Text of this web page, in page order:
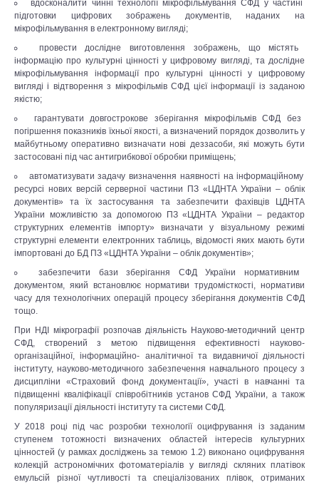
вдосконалити чинні технології мікрофільмування СФД у частині
підготовки цифрових зображень документів, наданих на
мікрофільмування в електронному вигляді;
провести дослідне виготовлення зображень, що містять
інформацію про культурні цінності у цифровому вигляді, та дослідне
мікрофільмування інформації про культурні цінності у цифровому
вигляді і відтворення з мікрофільмів СФД цієї інформації із заданою
якістю;
гарантувати довгострокове зберігання мікрофільмів СФД без
погіршення показників їхньої якості, а визначений порядок дозволить у
майбутньому оперативно визначати нові деззасоби, які можуть бути
застосовані під час антигрибкової обробки приміщень;
автоматизувати задачу визначення наявності на інформаційному
ресурсі нових версій серверної частини ПЗ «ЦДНТА України – облік
документів» та їх застосування та забезпечити фахівців ЦДНТА
України можливістю за допомогою ПЗ «ЦДНТА України – редактор
структурних елементів імпорту» визначати у візуальному режимі
структурні елементи електронних таблиць, відомості яких мають бути
імпортовані до БД ПЗ «ЦДНТА України – облік документів»;
забезпечити бази зберігання СФД України нормативним
документом, який встановлює нормативи трудомісткості, нормативи
часу для технологічних операцій процесу зберігання документів СФД
тощо.
При НДІ мікрографії розпочав діяльність Науково-методичний центр
СФД, створений з метою підвищення ефективності науково-
організаційної, інформаційно- аналітичної та видавничої діяльності
інституту, науково-методичного забезпечення навчального процесу з
дисципліни «Страховий фонд документації», участі в навчанні та
підвищенні кваліфікації співробітників установ СФД України, а також
популяризації діяльності інституту та системи СФД.
У 2018 році під час розробки технології оцифрування із заданим
ступенем тотожності визначених областей інтересів культурних
цінностей (у рамках досліджень за темою 1.2) виконано оцифрування
колекцій астрономічних фотоматеріалів у вигляді скляних платівок
емульсій різної чутливості та спеціалізованих плівок, отриманих